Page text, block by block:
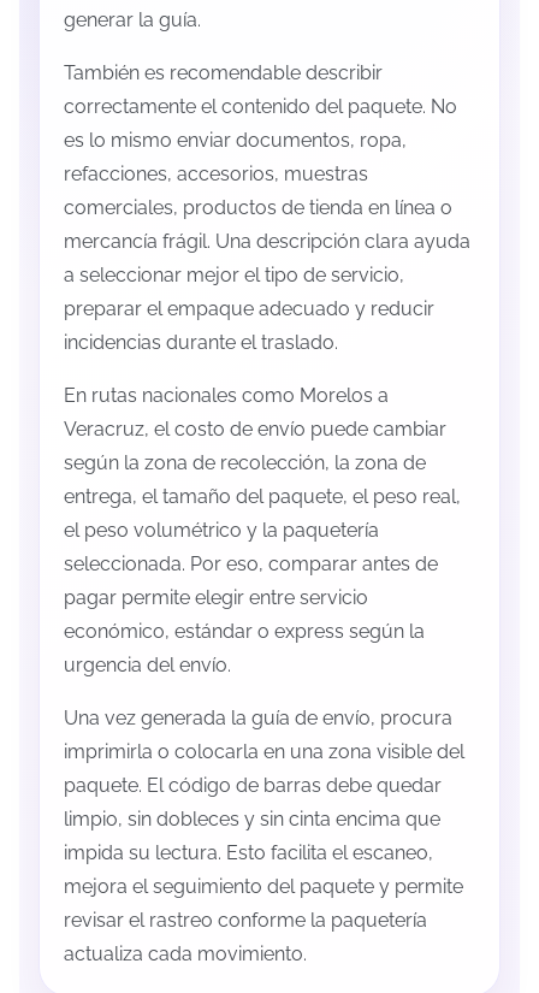
generar la guía.
También es recomendable describir
correctamente el contenido del paquete. No
es lo mismo enviar documentos, ropa,
refacciones, accesorios, muestras
comerciales, productos de tienda en línea o
mercancía frágil. Una descripción clara ayuda
a seleccionar mejor el tipo de servicio,
preparar el empaque adecuado y reducir
incidencias durante el traslado.
En rutas nacionales como Morelos a
Veracruz, el costo de envío puede cambiar
según la zona de recolección, la zona de
entrega, el tamaño del paquete, el peso real,
el peso volumétrico y la paquetería
seleccionada. Por eso, comparar antes de
pagar permite elegir entre servicio
económico, estándar o express según la
urgencia del envío.
Una vez generada la guía de envío, procura
imprimirla o colocarla en una zona visible del
paquete. El código de barras debe quedar
limpio, sin dobleces y sin cinta encima que
impida su lectura. Esto facilita el escaneo,
mejora el seguimiento del paquete y permite
revisar el rastreo conforme la paquetería
actualiza cada movimiento.